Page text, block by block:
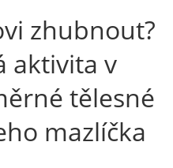
zhubnout?
aktivita v
tělesné
mazlíčka